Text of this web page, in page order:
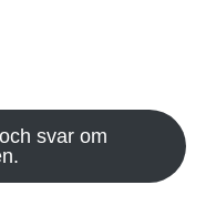
svar om